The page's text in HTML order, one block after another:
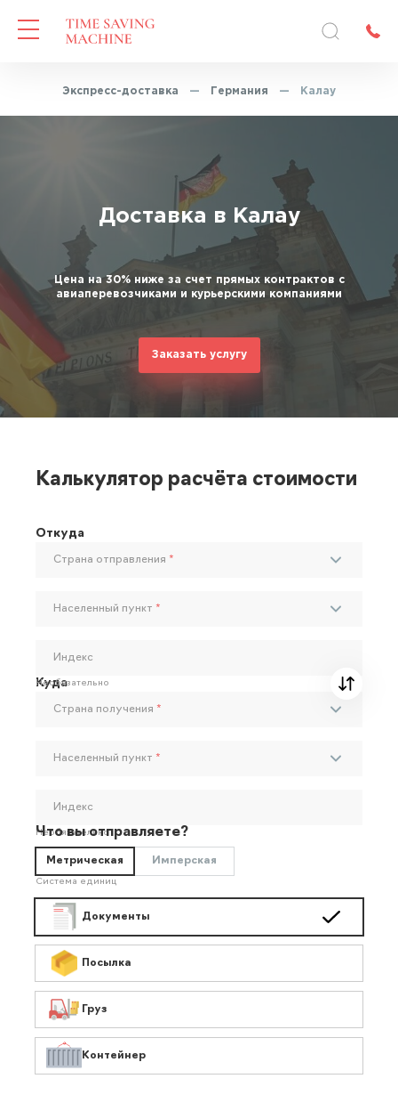
Экспресс-доставка — Германия — Калау
Доставка в Калау
Цена на 30% ниже за счет прямых контрактов с
авиаперевозчиками и курьерскими компаниями
Заказать услугу
Калькулятор расчёта стоимости
Откуда
Страна отправления *
Населенный пункт *
Индекс
Необязательно
Куда
Страна получения *
Населенный пункт *
Индекс
Необязательно
Что вы отправляете?
Метрическая Имперская
Система единиц
Документы
Посылка
Груз
Контейнер